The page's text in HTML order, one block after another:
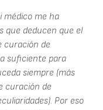
médico me ha
que deducen que el
curación de
suficiente para
siempre (más
curación de
Por eso